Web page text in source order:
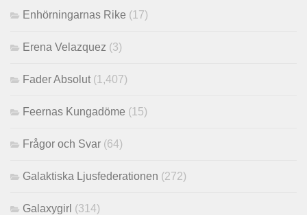
Enhörningarnas Rike (17)
Erena Velazquez (3)
Fader Absolut (1,407)
Feernas Kungadöme (15)
Frågor och Svar (64)
Galaktiska Ljusfederationen (272)
Galaxygirl (314)